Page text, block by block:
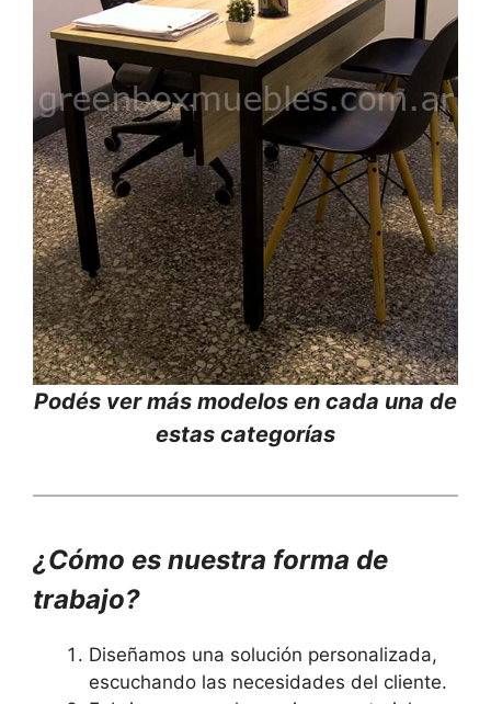
Podés ver más modelos en cada una de
estas categorías
¿Cómo es nuestra forma de
trabajo?
Diseñamos una solución personalizada,
escuchando las necesidades del cliente.